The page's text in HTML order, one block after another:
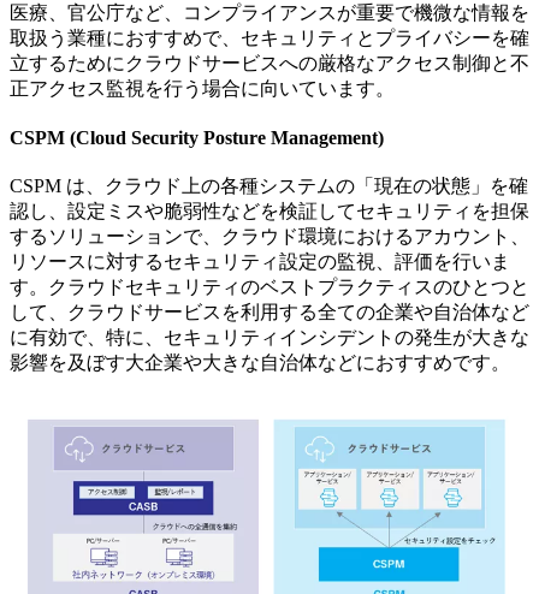
医療、官公庁など、コンプライアンスが重要で機微な情報を
取扱う業種におすすめで、セキュリティとプライバシーを確
立するためにクラウドサービスへの厳格なアクセス制御と不
正アクセス監視を行う場合に向いています。
CSPM (Cloud Security Posture Management)
CSPM は、クラウド上の各種システムの「現在の状態」を確
認し、設定ミスや脆弱性などを検証してセキュリティを担保
するソリューションで、クラウド環境におけるアカウント、
リソースに対するセキュリティ設定の監視、評価を行いま
す。クラウドセキュリティのベストプラクティスのひとつと
して、クラウドサービスを利用する全ての企業や自治体など
に有効で、特に、セキュリティインシデントの発生が大きな
影響を及ぼす大企業や大きな自治体などにおすすめです。